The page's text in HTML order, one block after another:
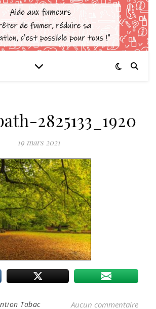
2825133_1920
19 mars 2021
Tabac Aucun commentaire